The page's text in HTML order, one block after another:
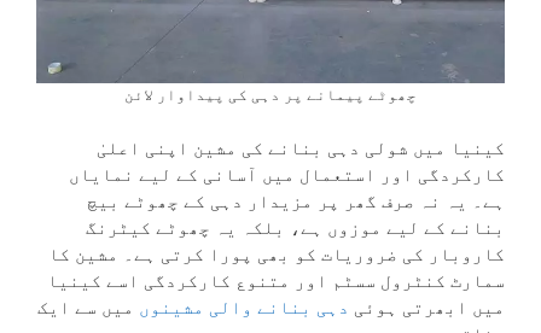
چھوٹے پیمانے پر دہی کی پیداوار لائن
کینیا میں شولی دہی بنانے کی مشین اپنی اعلیٰ
کارکردگی اور استعمال میں آسانی کے لیے نمایاں
ہے۔ یہ نہ صرف گھر پر مزیدار دہی کے چھوٹے بیچ
بنانے کے لیے موزوں ہے، بلکہ یہ چھوٹے کیٹرنگ
کاروبار کی ضروریات کو بھی پورا کرتی ہے۔ مشین کا
سمارٹ کنٹرول سسٹم اور متنوع کارکردگی اسے کینیا
میں ابھرتی ہوئی دہی بنانے والی مشینوں میں سے ایک